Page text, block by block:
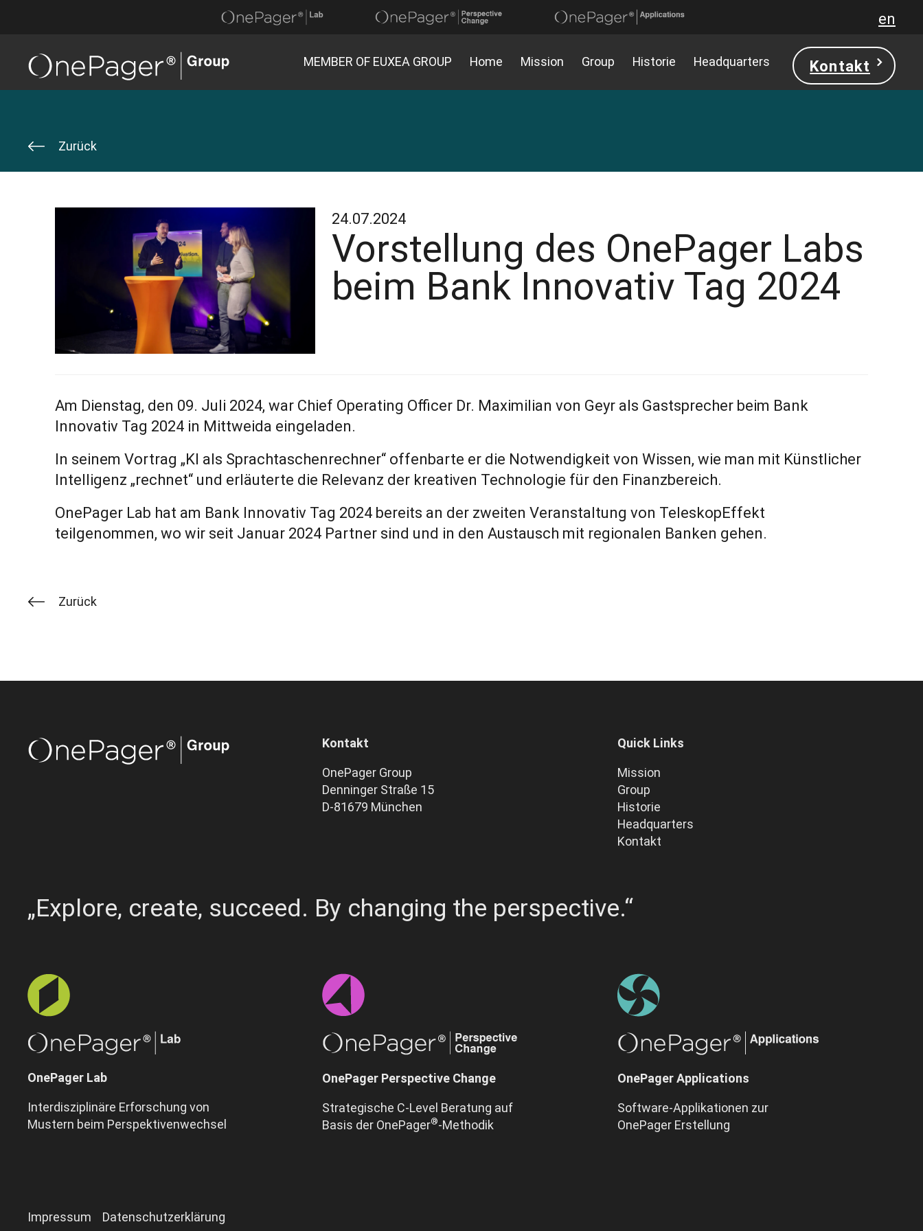
en
MEMBER OF EUXEA GROUP Home Mission Group Historie Headquarters Kontakt
Zurück
24.07.2024
Vorstellung des OnePager Labs
beim Bank Innovativ Tag 2024
Am Dienstag, den 09. Juli 2024, war Chief Operating Officer Dr. Maximilian von Geyr als Gastsprecher beim Bank
Innovativ Tag 2024 in Mittweida eingeladen.
In seinem Vortrag „KI als Sprachtaschenrechner“ offenbarte er die Notwendigkeit von Wissen, wie man mit Künstlicher
Intelligenz „rechnet“ und erläuterte die Relevanz der kreativen Technologie für den Finanzbereich.
OnePager Lab hat am Bank Innovativ Tag 2024 bereits an der zweiten Veranstaltung von TeleskopEffekt
teilgenommen, wo wir seit Januar 2024 Partner sind und in den Austausch mit regionalen Banken gehen.
Zurück
Kontakt
OnePager Group
Denninger Straße 15
D-81679 München
Quick Links
Mission
Group
Historie
Headquarters
Kontakt
„Explore, create, succeed. By changing the perspective.“
OnePager Lab
Interdisziplinäre Erforschung von
Mustern beim Perspektivenwechsel
OnePager Perspective Change
Strategische C-Level Beratung auf
Basis der OnePager®-Methodik
OnePager Applications
Software-Applikationen zur
OnePager Erstellung
Impressum Datenschutzerklärung